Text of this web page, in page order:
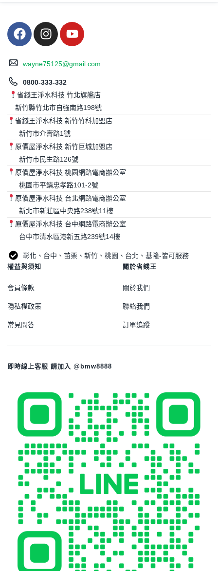
wayne75125@gmail.com
0800-333-332
省錢王淨水科技 竹北旗艦店
新竹縣竹北市自強南路198號
省錢王淨水科技 新竹竹科加盟店
新竹市介壽路1號
原價屋淨水科技 新竹巨城加盟店
新竹市民生路126號
原價屋淨水科技 桃園網路電商辦公室
桃園市平鎮忠孝路101-2號
原價屋淨水科技 台北網路電商辦公室
新北市新莊區中央路238號11樓
原價屋淨水科技 台中網路電商辦公室
台中市清水區港新五路239號14樓
彰化、台中、苗栗、新竹、桃園、台北、基隆-皆可服務
權益與須知
會員條款
隱私權政策
常見問答
關於省錢王
關於我們
聯絡我們
訂單追蹤
即時線上客服 請加入 @bmw8888